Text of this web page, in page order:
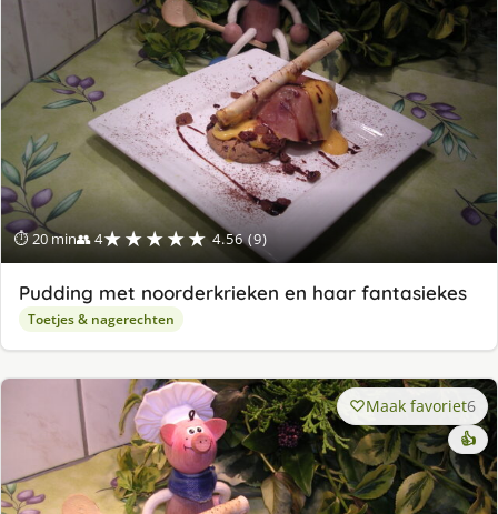
⏱ 20 min👥 4★★★★★ 4.56 (9)
Pudding met noorderkrieken en haar fantasiekes
Toetjes & nagerechten
Maak favoriet6
👍